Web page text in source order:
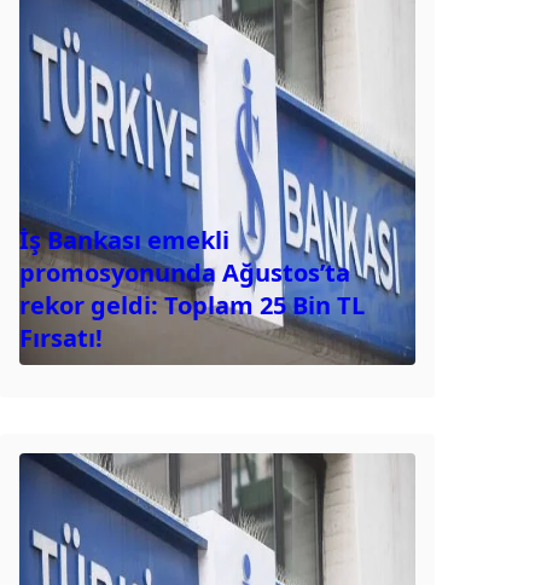
İş Bankası emekli
promosyonunda Ağustos’ta
rekor geldi: Toplam 25 Bin TL
Fırsatı!